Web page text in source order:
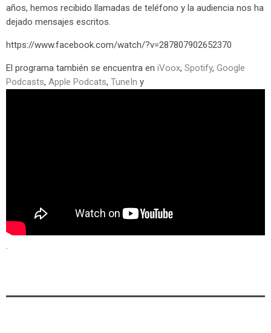
años, hemos recibido llamadas de teléfono y la audiencia nos ha
dejado mensajes escritos.
https://www.facebook.com/watch/?v=287807902652370
El programa también se encuentra en iVoox, Spotify, Google
Podcasts, Apple Podcats, TuneIn y
.